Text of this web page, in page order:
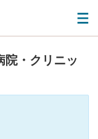
院・クリニッ